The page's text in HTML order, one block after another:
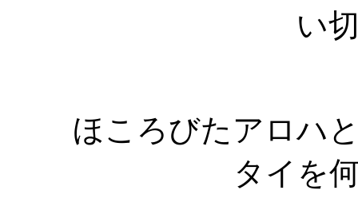
い
ほころびたアロハ
タイを